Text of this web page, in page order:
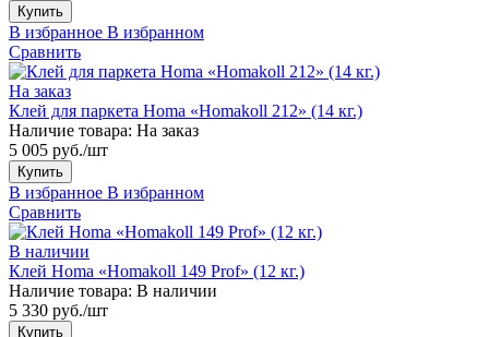
Купить
В избранное В избранном
Сравнить
На заказ
Клей для паркета Homa «Homakoll 212» (14 кг.)
Наличие товара: На заказ
5 005 руб./шт
Купить
В избранное В избранном
Сравнить
В наличии
Клей Homa «Homakoll 149 Prof» (12 кг.)
Наличие товара: В наличии
5 330 руб./шт
Купить